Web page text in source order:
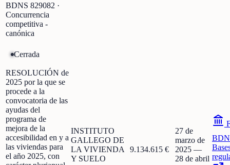
BDNS 829082 ·
Concurrencia
competitiva -
canónica
Cerrada
RESOLUCIÓN de
2025 por la que se
procede a la
convocatoria de las
ayudas del
programa de
mejora de la
accesibilidad en y a
las viviendas para
el año 2025, con
INSTITUTO
GALLEGO DE
LA VIVIENDA
Y SUELO
9.134.615 €
27 de
marzo de
2025 —
28 de abril